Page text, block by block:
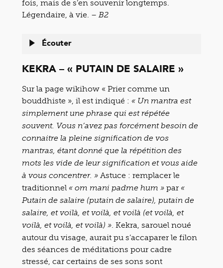
fois, mais de s’en souvenir longtemps.
Légendaire, à vie.
– B2
Écouter
KEKRA – « PUTAIN DE SALAIRE »
Sur la page wikihow « Prier comme un
bouddhiste », il est indiqué : « Un mantra est
simplement une phrase qui est répétée
souvent. Vous n’avez pas forcément besoin de
connaitre la pleine signification de vos
mantras, étant donné que la répétition des
mots les vide de leur signification et vous aide
à vous concentrer. » Astuce : remplacer le
traditionnel « om mani padme hum » par «
Putain de salaire (putain de salaire), putain de
salaire, et voilà, et voilà, et voilà (et voilà, et
voilà, et voilà, et voilà) » . Kekra, sarouel noué
autour du visage, aurait pu s’accaparer le filon
des séances de méditations pour cadre
stressé, car certains de ses sons sont